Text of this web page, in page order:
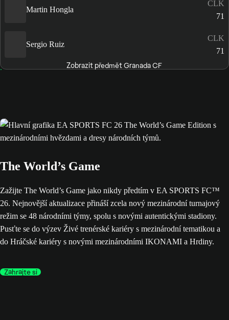
Martin Hongla
CLK
71
Sergio Ruiz
CLK
71
Zobrazit předmět Granada CF
The World’s Game
Zažijte The World’s Game jako nikdy předtím v EA SPORTS FC™
26. Nejnovější aktualizace přináší zcela nový mezinárodní turnajový
režim se 48 národními týmy, spolu s novými autentickými stadiony.
Pusťte se do výzev Živé trenérské kariéry s mezinárodní tematikou a
do Hráčské kariéry s novými mezinárodními IKONAMI a Hrdiny.
Zahrajte si